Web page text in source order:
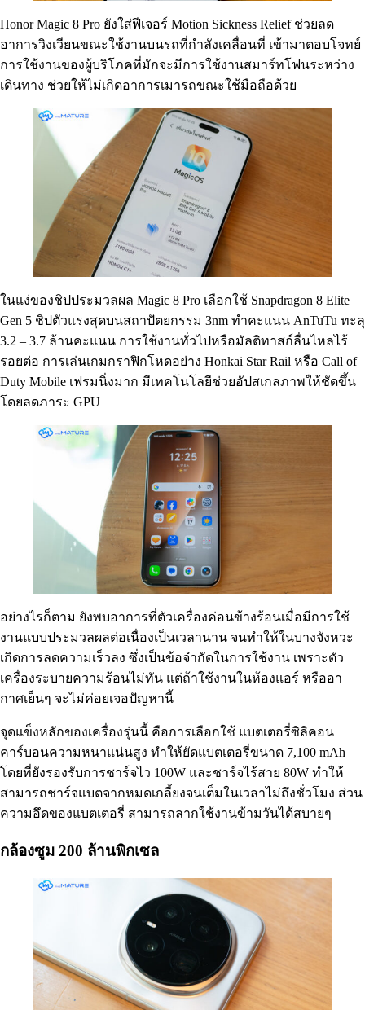
Honor Magic 8 Pro ยังใส่ฟีเจอร์ Motion Sickness Relief ช่วยลด
อาการวิงเวียนขณะใช้งานบนรถที่กำลังเคลื่อนที่ เข้ามาตอบโจทย์
การใช้งานของผู้บริโภคที่มักจะมีการใช้งานสมาร์ทโฟนระหว่าง
เดินทาง ช่วยให้ไม่เกิดอาการเมารถขณะใช้มือถือด้วย
ในแง่ของชิปประมวลผล Magic 8 Pro เลือกใช้ Snapdragon 8 Elite
Gen 5 ชิปตัวแรงสุดบนสถาปัตยกรรม 3nm ทำคะแนน AnTuTu ทะลุ
3.2 – 3.7 ล้านคะแนน การใช้งานทั่วไปหรือมัลติทาสก์ลื่นไหลไร้
รอยต่อ การเล่นเกมกราฟิกโหดอย่าง Honkai Star Rail หรือ Call of
Duty Mobile เฟรมนิ่งมาก มีเทคโนโลยีช่วยอัปสเกลภาพให้ชัดขึ้น
โดยลดภาระ GPU
อย่างไรก็ตาม ยังพบอาการที่ตัวเครื่องค่อนข้างร้อนเมื่อมีการใช้
งานแบบประมวลผลต่อเนื่องเป็นเวลานาน จนทำให้ในบางจังหวะ
เกิดการลดความเร็วลง ซึ่งเป็นข้อจำกัดในการใช้งาน เพราะตัว
เครื่องระบายความร้อนไม่ทัน แต่ถ้าใช้งานในห้องแอร์ หรืออา
กาศเย็นๆ จะไม่ค่อยเจอปัญหานี้
จุดแข็งหลักของเครื่องรุ่นนี้ คือการเลือกใช้ แบตเตอรี่ซิลิคอน
คาร์บอนความหนาแน่นสูง ทำให้ยัดแบตเตอรี่ขนาด 7,100 mAh
โดยที่ยังรองรับการชาร์จไว 100W และชาร์จไร้สาย 80W ทำให้
สามารถชาร์จแบตจากหมดเกลี้ยงจนเต็มในเวลาไม่ถึงชั่วโมง ส่วน
ความอึดของแบตเตอรี่ สามารถลากใช้งานข้ามวันได้สบายๆ
กล้องซูม 200 ล้านพิกเซล